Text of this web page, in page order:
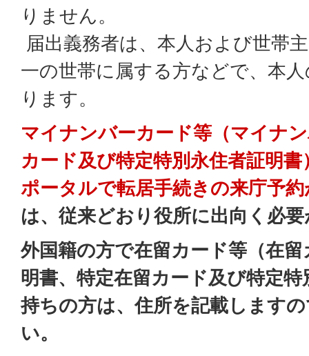
りません。
届出義務者は、本人および世帯
一の世帯に属する方などで、本
ります。
マイナンバーカード等（マイナ
カード及び特定特別永住者証明書
ポータルで転居手続きの来庁予
は、従来どおり役所に出向く必
外国籍の方で在留カード等（在
明書、特定在留カード及び特定
持ちの方は、住所を記載します
い。